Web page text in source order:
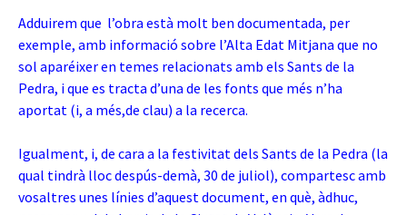
Adduirem que l’obra està molt ben documentada, per
exemple, amb informació sobre l’Alta Edat Mitjana que no
sol aparéixer en temes relacionats amb els Sants de la
Pedra, i que es tracta d’una de les fonts que més n’ha
aportat (i, a més,de clau) a la recerca.
Igualment, i, de cara a la festivitat dels Sants de la Pedra (la
qual tindrà lloc despús-demà, 30 de juliol), compartesc amb
vosaltres unes línies d’aquest document, en què, àdhuc,